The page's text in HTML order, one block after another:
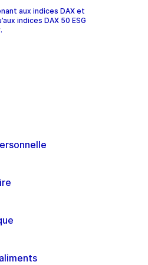
aux indices DAX et
indices DAX 50 ESG